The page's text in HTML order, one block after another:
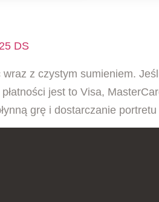
DS
z czystym sumieniem.
jest to Visa,
grę i dostarczanie